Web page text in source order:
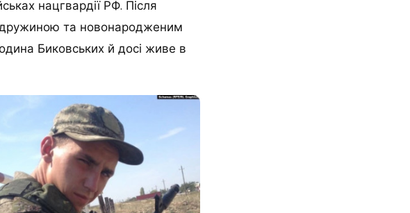
нацгвардії РФ. Після
дружиною та новонародженим
Биковських й досі живе в